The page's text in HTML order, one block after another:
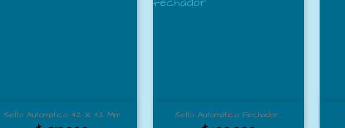
Sello Automático 42 X 42 Mm
Vista rápida Sello Automático Fechador...
Vista rápida